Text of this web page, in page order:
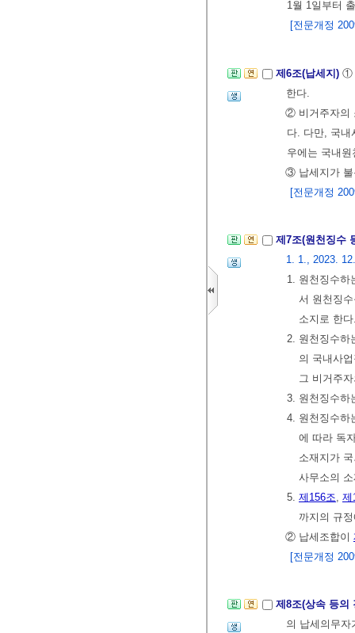
1월 1일부터
[전문개정
제6조(납세지) ①
한다.
② 비거주자의
다. 다만, 국내
우에는 국내
③ 납세지가
[전문개정
제7조(원천징수
1. 1., 2023.
1. 원천징수하
서 원천징
소지로 한
2. 원천징수하
의 국내사
그 비거주
3. 원천징수하
4. 원천징수하
에 따라 독
소재지가
사무소의
5. 제156조 제
까지의 규
② 납세조합이
[전문개정
제8조(상속 등의
의 납세의무